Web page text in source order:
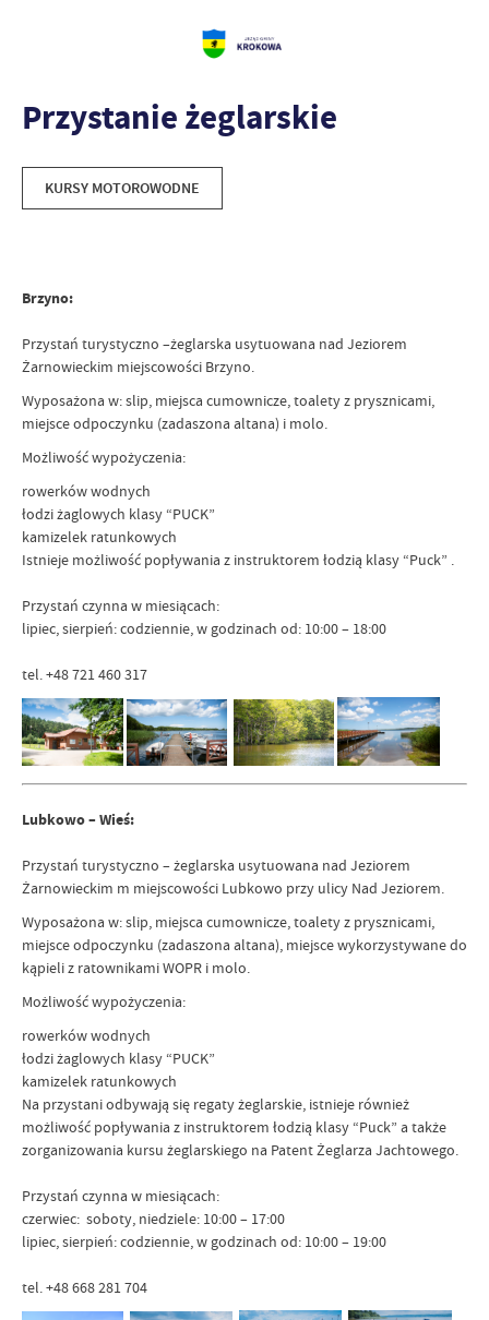
Przystanie żeglarskie
KURSY MOTOROWODNE
Brzyno:
Przystań turystyczno –żeglarska usytuowana nad Jeziorem
Żarnowieckim miejscowości Brzyno.
Wyposażona w: slip, miejsca cumownicze, toalety z prysznicami,
miejsce odpoczynku (zadaszona altana) i molo.
Możliwość wypożyczenia:
rowerków wodnych
łodzi żaglowych klasy “PUCK”
kamizelek ratunkowych
Istnieje możliwość popływania z instruktorem łodzią klasy “Puck” .
Przystań czynna w miesiącach:
lipiec, sierpień: codziennie, w godzinach od: 10:00 – 18:00
tel. +48 721 460 317
Lubkowo – Wieś:
Przystań turystyczno – żeglarska usytuowana nad Jeziorem
Żarnowieckim m miejscowości Lubkowo przy ulicy Nad Jeziorem.
Wyposażona w: slip, miejsca cumownicze, toalety z prysznicami,
miejsce odpoczynku (zadaszona altana), miejsce wykorzystywane do
kąpieli z ratownikami WOPR i molo.
Możliwość wypożyczenia:
rowerków wodnych
łodzi żaglowych klasy “PUCK”
kamizelek ratunkowych
Na przystani odbywają się regaty żeglarskie, istnieje również
możliwość popływania z instruktorem łodzią klasy “Puck” a także
zorganizowania kursu żeglarskiego na Patent Żeglarza Jachtowego.
Przystań czynna w miesiącach:
czerwiec: soboty, niedziele: 10:00 – 17:00
lipiec, sierpień: codziennie, w godzinach od: 10:00 – 19:00
tel. +48 668 281 704